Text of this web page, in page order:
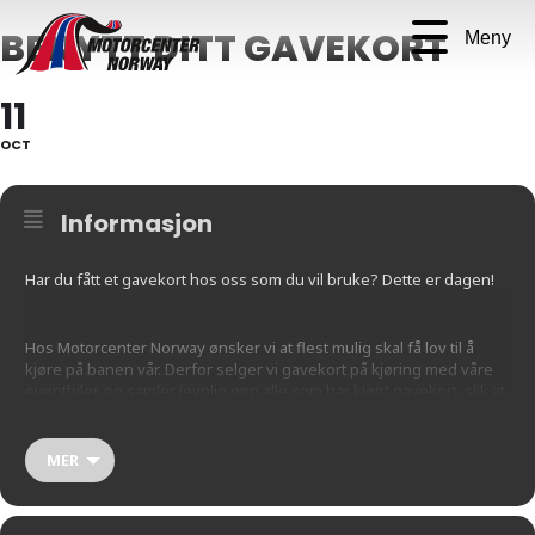
Meny
BENYTT DITT GAVEKORT
11
OCT
Informasjon
Har du fått et gavekort hos oss som du vil bruke? Dette er dagen!
Hos Motorcenter Norway ønsker vi at flest mulig skal få lov til å
kjøre på banen vår. Derfor selger vi gavekort på kjøring med våre
seg om.
Ønsker DIN gjeng å booke kjøring på banen vår?
MER